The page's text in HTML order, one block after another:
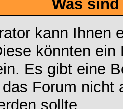
Was
kann Ihnen
könnten
Es gibt eine
Forum nicht
sollte.